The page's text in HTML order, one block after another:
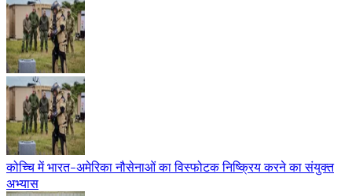
कोच्चि में भारत-अमेरिका नौसेनाओं का विस्फोटक निष्क्रिय करने का संयुक्त
अभ्यास